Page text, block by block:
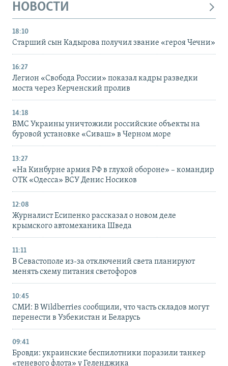
НОВОСТИ
18:10
Старший сын Кадырова получил звание «героя Чечни»
16:27
Легион «Свобода России» показал кадры разведки
моста через Керченский пролив
14:18
ВМС Украины уничтожили российские объекты на
буровой установке «Сиваш» в Черном море
13:27
«На Кинбурне армия РФ в глухой обороне» – командир
ОТК «Одесса» ВСУ Денис Носиков
12:08
Журналист Есипенко рассказал о новом деле
крымского автомеханика Шведа
11:11
В Севастополе из-за отключений света планируют
менять схему питания светофоров
10:45
СМИ: В Wildberries сообщили, что часть складов могут
перенести в Узбекистан и Беларусь
09:41
Бровди: украинские беспилотники поразили танкер
«теневого флота» у Геленджика